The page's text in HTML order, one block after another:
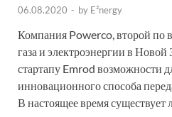
06.08.2020 - by E²nergy
Компания Powerco, второй по
газа и электроэнергии в Новой
стартапу Emrod возможности
инновационного способа
В настоящее время